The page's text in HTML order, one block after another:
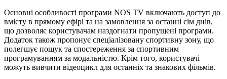
Основні особливості програми NOS TV включають доступ до
вмісту в прямому ефірі та на замовлення за останні сім днів,
що дозволяє користувачам наздогнати пропущені програми.
Додаток також пропонує спеціалізовану спортивну зону, що
полегшує пошук та спостереження за спортивним
програмуванням за модальністю. Крім того, користувачі
можуть вивчити відеоцикл для останніх та знакових фільмів.